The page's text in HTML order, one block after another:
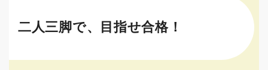
二人三脚で、目指せ合格！